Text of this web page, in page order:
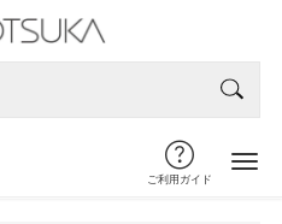
ご利用ガイド